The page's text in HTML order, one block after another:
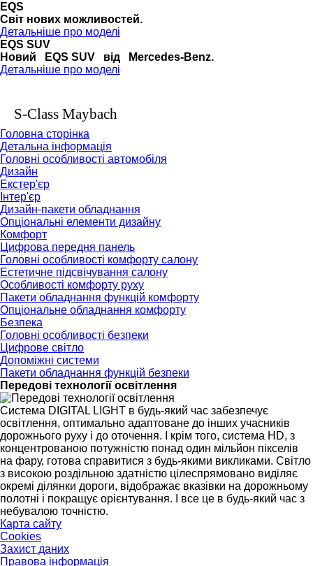
EQS
Cвіт нових можливостей.
Детальніше про моделі
EQS SUV
Новий EQS SUV від Mercedes-Benz.
Детальніше про моделі
S-Class Maybach
Головна сторінка
Детальна інформація
Головні особливості автомобіля
Дизайн
Екстер'єр
Інтер'єр
Дизайн-пакети обладнання
Опціональні елементи дизайну
Комфорт
Цифрова передня панель
Головні особливості комфорту салону
Естетичне підсвічування салону
Особливості комфорту руху
Пакети обладнання функцій комфорту
Опціональне обладнання комфорту
Безпека
Головні особливості безпеки
Цифрове світло
Допоміжні системи
Пакети обладнання функцій безпеки
Передові технології освітлення
Система DIGITAL LIGHT в будь-який час забезпечує
освітлення, оптимально адаптоване до інших учасників
дорожнього руху і до оточення. І крім того, система HD, з
концентрованою потужністю понад один мільйон пікселів
на фару, готова справитися з будь-якими викликами. Світло
з високою роздільною здатністю цілеспрямовано виділяє
окремі ділянки дороги, відображає вказівки на дорожньому
полотні і покращує орієнтування. І все це в будь-який час з
небувалою точністю.
Карта сайту
Cookies
Захист даних
Правова інформація